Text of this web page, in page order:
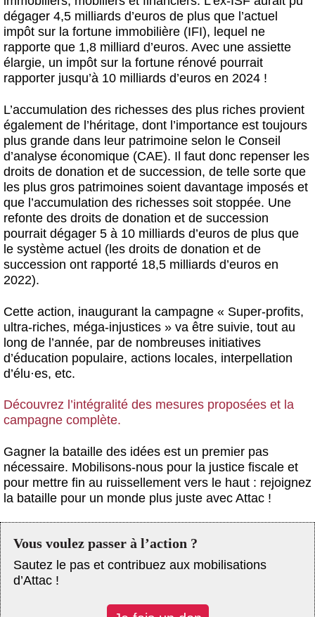
dégager 4,5 milliards d’euros de plus que l’actuel
impôt sur la fortune immobilière (IFI), lequel ne
rapporte que 1,8 milliard d’euros. Avec une assiette
élargie, un impôt sur la fortune rénové pourrait
rapporter jusqu’à 10 milliards d’euros en 2024 !
L’accumulation des richesses des plus riches provient
également de l’héritage, dont l’importance est toujours
plus grande dans leur patrimoine selon le Conseil
d’analyse économique (CAE). Il faut donc repenser les
droits de donation et de succession, de telle sorte que
les plus gros patrimoines soient davantage imposés et
que l’accumulation des richesses soit stoppée. Une
refonte des droits de donation et de succession
pourrait dégager 5 à 10 milliards d’euros de plus que
le système actuel (les droits de donation et de
succession ont rapporté 18,5 milliards d’euros en
2022).
Cette action, inaugurant la campagne « Super-profits,
ultra-riches, méga-injustices » va être suivie, tout au
long de l’année, par de nombreuses initiatives
d’éducation populaire, actions locales, interpellation
d’élu·es, etc.
Découvrez l’intégralité des mesures proposées et la
campagne complète.
Gagner la bataille des idées est un premier pas
nécessaire. Mobilisons-nous pour la justice fiscale et
pour mettre fin au ruissellement vers le haut : rejoignez
la bataille pour un monde plus juste avec Attac !
Vous voulez passer à l’action ?
Sautez le pas et contribuez aux mobilisations
d’Attac !